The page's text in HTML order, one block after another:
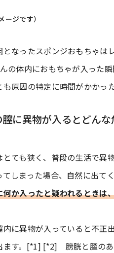
ージです）
となったスポンジおもちゃは
の体内におもちゃが入った
原因の特定に時間がかかっ
に異物が入るとどんな
とても狭く、普段の生活で異
しまった場合、自然に出て
何か入ったと疑われるときは
内に異物が入っていると不正
ます。[*1] [*2] 膀胱と膣のあ